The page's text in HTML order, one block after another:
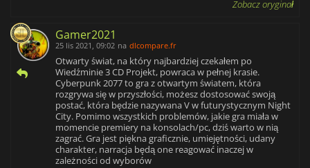
Zobacz oryginał
Gamer2021
25 lis 2021, 09:02 na dlcompare.fr
Otwarty świat, na który najbardziej czekałem po
Wiedźminie 3 CD Projekt, powraca w pełnej krasie.
Cyberpunk 2077 to gra z otwartym światem, która
rozgrywa się w przyszłości, możesz dostosować swoją
postać, która będzie nazywana V w futurystycznym Night
City. Pomimo wszystkich problemów, jakie gra miała w
momencie premiery na konsolach/pc, dziś warto w nią
zagrać. Gra jest piękna graficznie, umiejętności, udany
charakter, narracja będą one reagować inaczej w
zależności od wyborów